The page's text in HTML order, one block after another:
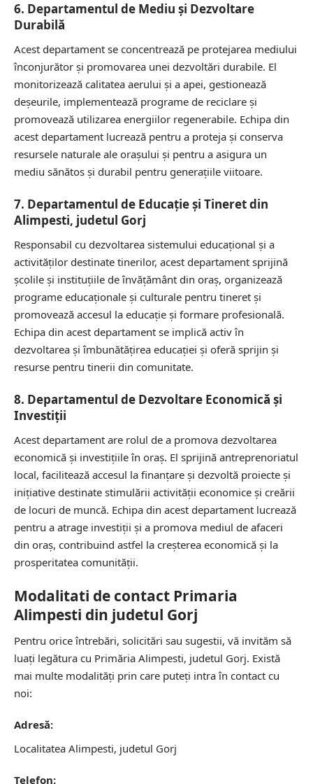
6. Departamentul de Mediu și Dezvoltare
Durabilă
Acest departament se concentrează pe protejarea mediului
înconjurător și promovarea unei dezvoltări durabile. El
monitorizează calitatea aerului și a apei, gestionează
deșeurile, implementează programe de reciclare și
promovează utilizarea energiilor regenerabile. Echipa din
acest departament lucrează pentru a proteja și conserva
resursele naturale ale orașului și pentru a asigura un
mediu sănătos și durabil pentru generațiile viitoare.
7. Departamentul de Educație și Tineret din
Alimpesti, judetul Gorj
Responsabil cu dezvoltarea sistemului educațional și a
activităților destinate tinerilor, acest departament sprijină
școlile și instituțiile de învățământ din oraș, organizează
programe educaționale și culturale pentru tineret și
promovează accesul la educație și formare profesională.
Echipa din acest departament se implică activ în
dezvoltarea și îmbunătățirea educației și oferă sprijin și
resurse pentru tinerii din comunitate.
8. Departamentul de Dezvoltare Economică și
Investiții
Acest departament are rolul de a promova dezvoltarea
economică și investițiile în oraș. El sprijină antreprenoriatul
local, facilitează accesul la finanțare și dezvoltă proiecte și
inițiative destinate stimulării activității economice și creării
de locuri de muncă. Echipa din acest departament lucrează
pentru a atrage investiții și a promova mediul de afaceri
din oraș, contribuind astfel la creșterea economică și la
prosperitatea comunității.
Modalitati de contact Primaria
Alimpesti din judetul Gorj
Pentru orice întrebări, solicitări sau sugestii, vă invităm să
luați legătura cu Primăria Alimpesti, judetul Gorj. Există
mai multe modalități prin care puteți intra în contact cu
noi:
Adresă:
Localitatea Alimpesti, judetul Gorj
Telefon: